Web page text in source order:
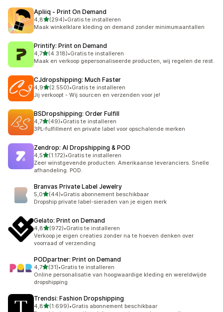
Apliiq ‑ Print On Demand
4,8van 5 sterren
(294)
294 recensies in totaal
•Gratis te installeren
Maak winkelklare kleding on demand zonder minimumaantallen
Printify: Print on Demand
4,7van 5 sterren
(4.318)
4318 recensies in totaal
•Gratis te installeren
Maak en verkoop gepersonaliseerde producten, wij regelen de rest.
CJdropshipping: Much Faster
4,9van 5 sterren
(2.550)
2550 recensies in totaal
•Gratis te installeren
Jij verkoopt - Wij sourcen en verzenden voor je!
BSDropshipping: Order Fulfill
4,7van 5 sterren
(49)
49 recensies in totaal
•Gratis te installeren
3PL-fulfillment en private label voor opschalende merken
Zendrop: AI Dropshipping & POD
4,5van 5 sterren
(1.172)
1172 recensies in totaal
•Gratis te installeren
Zeer winstgevende producten. Amerikaanse leveranciers. Snelle
afhandeling. POD.
Branvas Private Label Jewelry
5,0van 5 sterren
(44)
44 recensies in totaal
•Gratis abonnement beschikbaar
Dropship private label-sieraden van je eigen merk
Gelato: Print on Demand
4,8van 5 sterren
(972)
972 recensies in totaal
•Gratis te installeren
Verkoop je eigen creaties zonder na te hoeven denken over
voorraad of verzending
PODpartner: Print on Demand
4,7van 5 sterren
(31)
31 recensies in totaal
•Gratis te installeren
Online personalisatie van hoogwaardige kleding en wereldwijde
dropshipping
Trendsi: Fashion Dropshipping
4,8van 5 sterren
(1.699)
1699 recensies in totaal
•Gratis abonnement beschikbaar